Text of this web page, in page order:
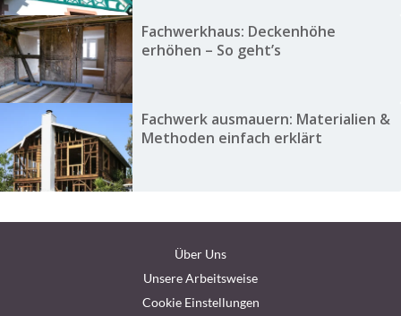
Fachwerkhaus: Deckenhöhe
erhöhen – So geht’s
Fachwerk ausmauern: Materialien &
Methoden einfach erklärt
Über Uns
Unsere Arbeitsweise
Cookie Einstellungen